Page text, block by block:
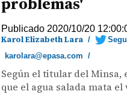
Publicado 2020/10/20
Karol Elizabeth Lara /
karolara@epasa.com /
Según el titular del Minsa,
que el agua salada mata el